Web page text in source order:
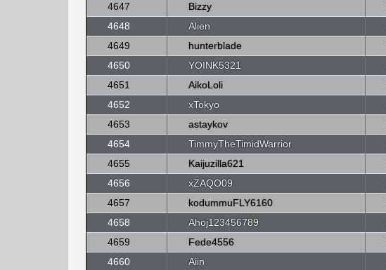
4647
Bizzy
4648
Alien
4649
hunterblade
4650
YOINK5321
4651
AikoLoli
4652
xTokyo
4653
astaykov
4654
TimmyTheTimidWarrior
4655
Kaijuzilla621
4656
xZAQO09
4657
kodummuFLY6160
4658
Ahoj123456789
4659
Fede4556
4660
Aiin